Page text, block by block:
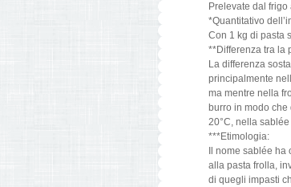
Prelevate dal frigo
*Quantitativo
Con 1 kg di pasta
**Differenza tra la
La differenza
principalmente
ma mentre nella
burro in modo
20°C, nella
***Etimologia:
Il nome sablée
alla pasta frolla,
di quegli impasti